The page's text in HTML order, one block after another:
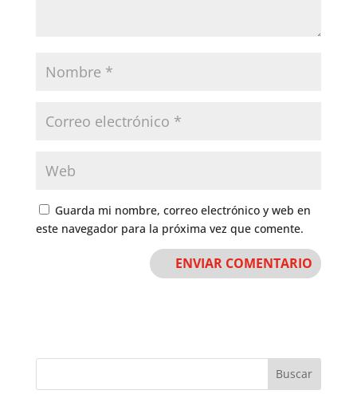
Guarda mi nombre, correo electrónico y web en
este navegador para la próxima vez que comente.
Buscar